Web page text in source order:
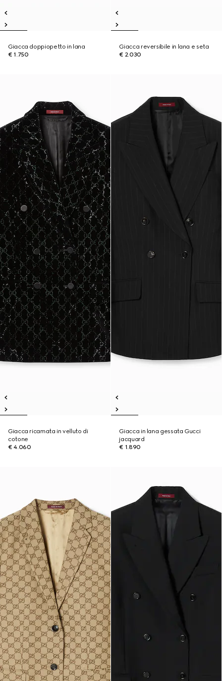
Giacca doppiopetto in lana
€ 1.750
Giacca reversibile in lana e seta
€ 2.030
Giacca ricamata in velluto di
cotone
€ 4.060
Giacca in lana gessata Gucci
jacquard
€ 1.890